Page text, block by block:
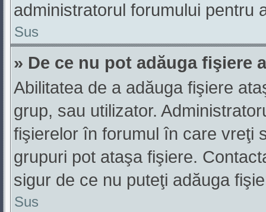
administratorul forumului pentru
Sus
» De ce nu pot adăuga fişiere
Abilitatea de a adăuga fişiere
grup, sau utilizator.
fişierelor în forumul în care vreţi
grupuri pot ataşa fişiere.
sigur de ce nu puteţi adăuga
Sus